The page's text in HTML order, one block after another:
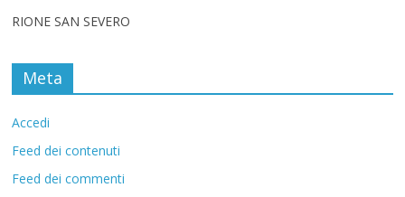
RIONE SAN SEVERO
Meta
Accedi
Feed dei contenuti
Feed dei commenti